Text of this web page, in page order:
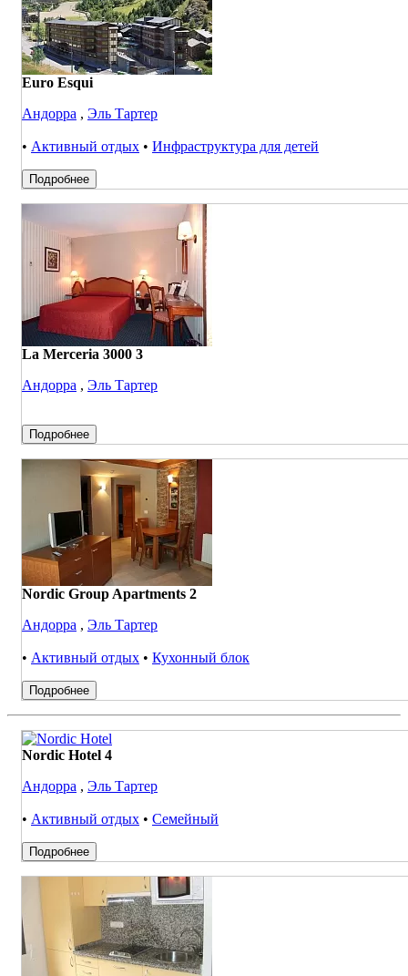
Euro Esqui
Андорра , Эль Тартер
• Активный отдых • Инфраструктура для детей
Подробнее
La Merceria 3000 3
Андорра , Эль Тартер
Подробнее
Nordic Group Apartments 2
Андорра , Эль Тартер
• Активный отдых • Кухонный блок
Подробнее
Nordic Hotel 4
Андорра , Эль Тартер
• Активный отдых • Семейный
Подробнее